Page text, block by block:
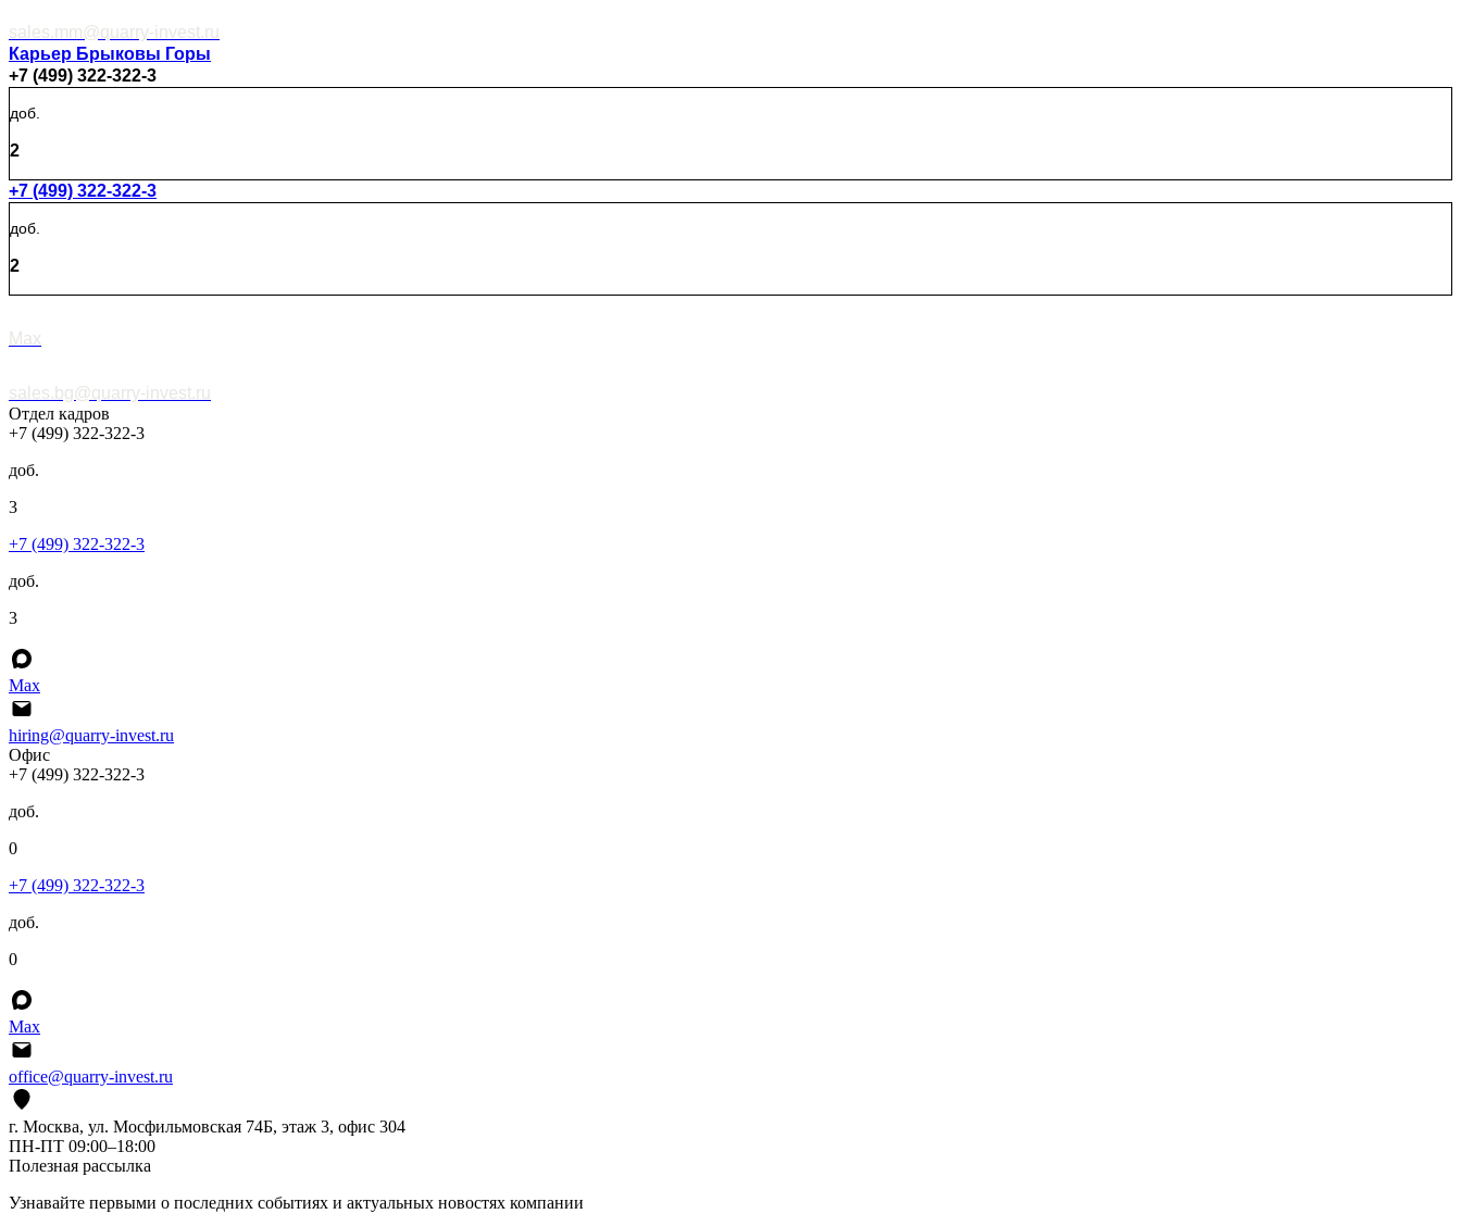
sales.mm@quarry-invest.ru
Карьер Брыковы Горы
+7 (499) 322-322-3
доб.
2
+7 (499) 322-322-3
доб.
2
Max
sales.bg@quarry-invest.ru
Отдел кадров
+7 (499) 322-322-3
доб.
3
+7 (499) 322-322-3
доб.
3
Max
hiring@quarry-invest.ru
Офис
+7 (499) 322-322-3
доб.
0
+7 (499) 322-322-3
доб.
0
Max
office@quarry-invest.ru
г. Москва, ул. Мосфильмовская 74Б, этаж 3, офис 304
ПН-ПТ 09:00–18:00
Полезная рассылка
Узнавайте первыми о последних событиях и актуальных новостях компании